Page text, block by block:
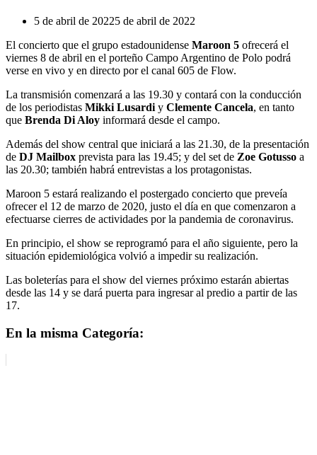
5 de abril de 20225 de abril de 2022
El concierto que el grupo estadounidense Maroon 5 ofrecerá el
viernes 8 de abril en el porteño Campo Argentino de Polo podrá
verse en vivo y en directo por el canal 605 de Flow.
La transmisión comenzará a las 19.30 y contará con la conducción
de los periodistas Mikki Lusardi y Clemente Cancela, en tanto
que Brenda Di Aloy informará desde el campo.
Además del show central que iniciará a las 21.30, de la presentación
de DJ Mailbox prevista para las 19.45; y del set de Zoe Gotusso a
las 20.30; también habrá entrevistas a los protagonistas.
Maroon 5 estará realizando el postergado concierto que preveía
ofrecer el 12 de marzo de 2020, justo el día en que comenzaron a
efectuarse cierres de actividades por la pandemia de coronavirus.
En principio, el show se reprogramó para el año siguiente, pero la
situación epidemiológica volvió a impedir su realización.
Las boleterías para el show del viernes próximo estarán abiertas
desde las 14 y se dará puerta para ingresar al predio a partir de las
17.
En la misma Categoría: